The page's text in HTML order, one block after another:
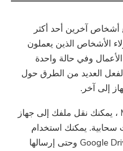
مجانا
الشعبي الحر ضاغط
أشخاص آخرين أحد أكثر
الأشخاص الذين يعملون
وفي حالة واحدة
العديد من الطرق حول
إلى آخر.
بالنسبة لمستخدمي Mac ، يمكنك نقل ملفك إلى جهاز
سحابية. يمكنك استخدام
Dropbox و iCloud و Google Drive وحتى إرسالها